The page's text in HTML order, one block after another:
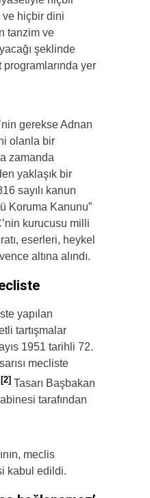
ve hiçbir dini
tanzim ve
şeklinde
programlarında yer
gerekse Adnan
olanla bir
zamanda
yaklaşık bir
sayılı kanun
Koruma Kanunu”
kurucusu milli
eserleri, heykel
altına alındı.
yapılan
tartışmalar
1951 tarihli 72.
mecliste
[2] Tasarı Başbakan
tarafından
meclis
kabul edildi.